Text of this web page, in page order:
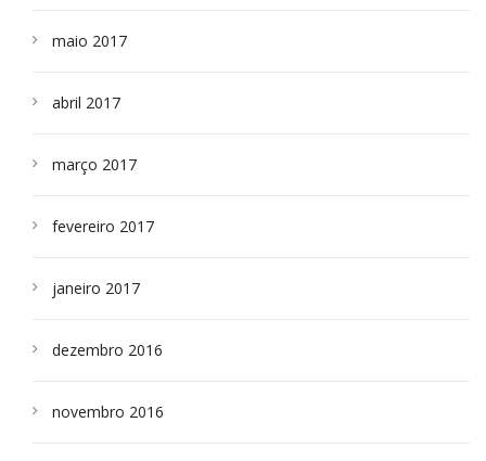
maio 2017
abril 2017
março 2017
fevereiro 2017
janeiro 2017
dezembro 2016
novembro 2016